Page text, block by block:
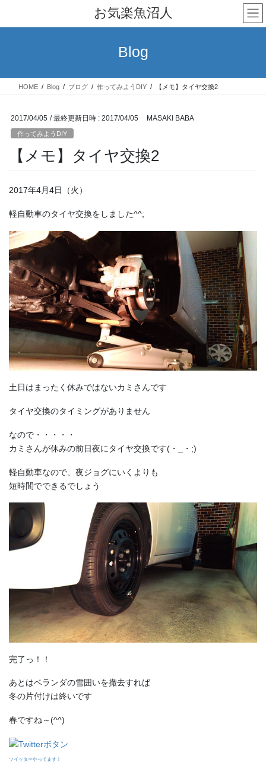
テ
ス
ゲ
ン
お気楽魚沼人
Blog
HOME Blog ブログ 作ってみようDIY 【メモ】タイヤ交換2
2017/04/05 / 最終更新日時 : 2017/04/05 MASAKI BABA
作ってみようDIY
【メモ】タイヤ交換2
2017年4月4日（火）
軽自動車のタイヤ交換をしました^^;
土日はまったく休みではないカミさんです
タイヤ交換のタイミングがありません
なので・・・・・
カミさんが休みの前日夜にタイヤ交換です(・_・;)
軽自動車なので、夜ジョグにいくよりも
短時間でできるでしょう
完了っ！！
あとはベランダの雪囲いを撤去すれば
冬の片付けは終いです
春ですね～(^^)
ツイッターやってます！